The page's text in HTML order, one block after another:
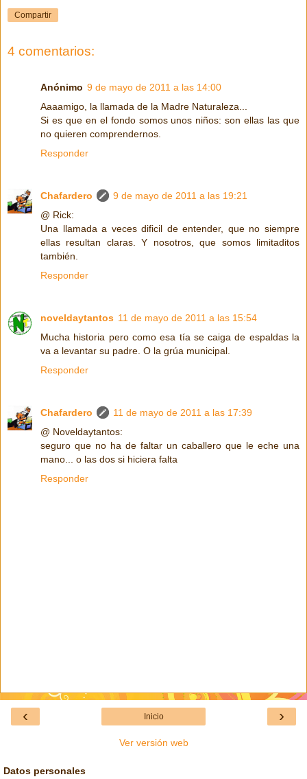
Compartir
4 comentarios:
Anónimo 9 de mayo de 2011 a las 14:00
Aaaamigo, la llamada de la Madre Naturaleza...
Si es que en el fondo somos unos niños: son ellas las que
no quieren comprendernos.
Responder
Chafardero
9 de mayo de 2011 a las 19:21
@ Rick:
Una llamada a veces dificil de entender, que no siempre
ellas resultan claras. Y nosotros, que somos limitaditos
también.
Responder
noveldaytantos 11 de mayo de 2011 a las 15:54
Mucha historia pero como esa tía se caiga de espaldas la
va a levantar su padre. O la grúa municipal.
Responder
Chafardero
11 de mayo de 2011 a las 17:39
@ Noveldaytantos:
seguro que no ha de faltar un caballero que le eche una
mano... o las dos si hiciera falta
Responder
‹ ›
Inicio
Ver versión web
Datos personales